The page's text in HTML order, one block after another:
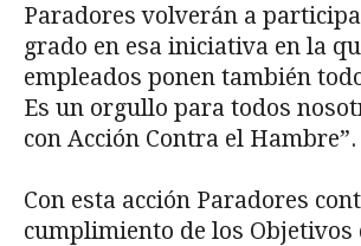
Paradores volverán a
grado en esa iniciativa en la
empleados ponen también
Es un orgullo para todos
con Acción Contra el Hambre”.
Con esta acción Paradores
cumplimiento de los Objetivos